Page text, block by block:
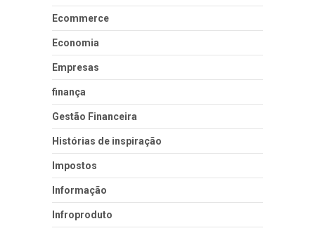
Ecommerce
Economia
Empresas
finança
Gestão Financeira
Histórias de inspiração
Impostos
Informação
Infroproduto